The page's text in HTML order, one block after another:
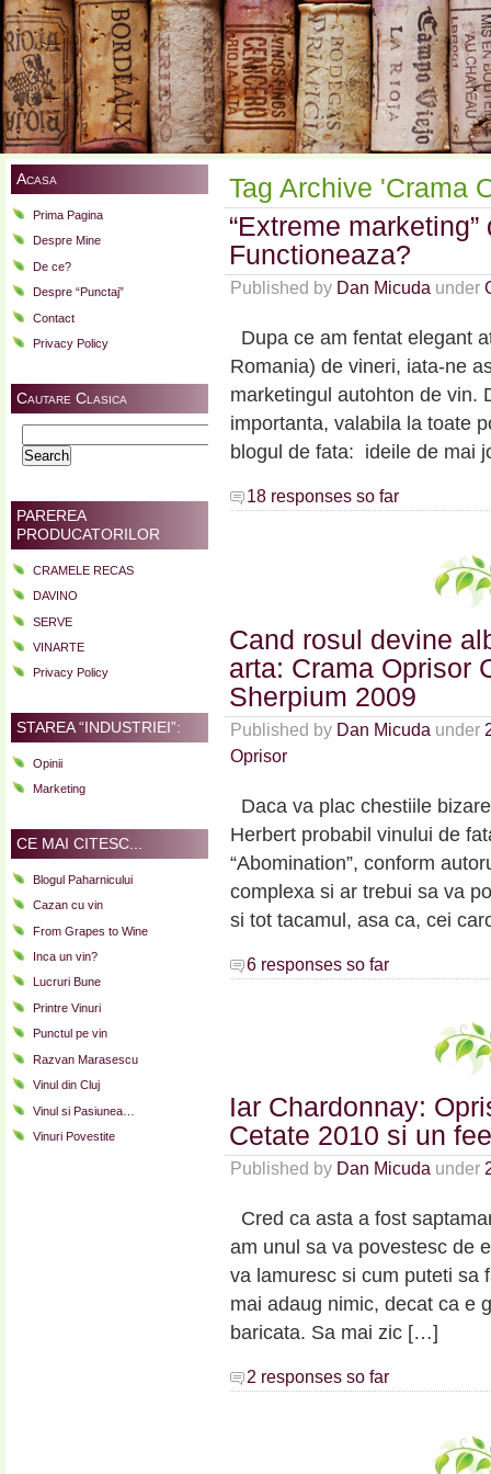
Acasa
Prima Pagina
Despre Mine
De ce?
Despre “Punctaj”
Contact
Privacy Policy
Cautare Clasica
for:
PAREREA
PRODUCATORILOR
CRAMELE RECAS
DAVINO
SERVE
VINARTE
Privacy Policy
STAREA “INDUSTRIEI”:
Opinii
Marketing
CE MAI CITESC...
Blogul Paharnicului
Cazan cu vin
From Grapes to Wine
Inca un vin?
Lucruri Bune
Printre Vinuri
Punctul pe vin
Razvan Marasescu
Vinul din Cluj
Vinul si Pasiunea…
Vinuri Povestite
Tag Archive 'Crama
“Extreme
Functioneaza?
Published by Dan Micuda under
Dupa ce am fentat elegant
Romania) de vineri, iata-ne
marketingul autohton de vin.
importanta, valabila la toate
blogul de fata: ideile de mai
18 responses so far
Cand rosul devine
arta: Crama Oprisor
Sherpium 2009
Published by Dan Micuda under
Oprisor
Daca va plac chestiile
Herbert probabil vinului de
“Abomination”, conform
complexa si ar trebui sa va
si tot tacamul, asa ca, cei
6 responses so far
Iar Chardonnay:
Cetate 2010 si un
Published by Dan Micuda under
Cred ca asta a fost
am unul sa va povestesc de
va lamuresc si cum puteti
mai adaug nimic, decat ca e
baricata. Sa mai zic […]
2 responses so far